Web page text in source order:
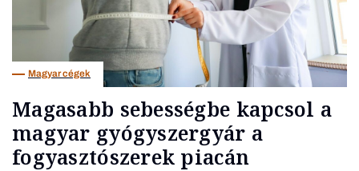
Magyar cégek
Magasabb sebességbe kapcsol a
magyar gyógyszergyár a
fogyasztószerek piacán